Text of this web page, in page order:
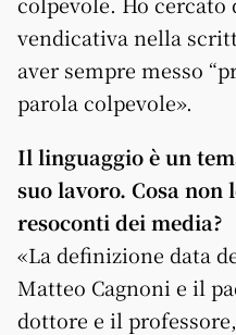
vendicativa nella
aver sempre messo
parola colpevole».
Il linguaggio è un
suo lavoro. Cosa non
resoconti dei media?
«La definizione data
Matteo Cagnoni e il
dottore e il